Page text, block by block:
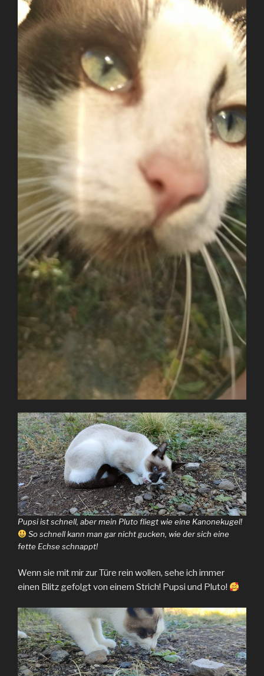
Pupsi ist schnell, aber mein Pluto fliegt wie eine Kanonekugel!
So schnell kann man gar nicht gucken, wie der sich eine
fette Echse schnappt!
Wenn sie mit mir zur Türe rein wollen, sehe ich immer
einen Blitz gefolgt von einem Strich! Pupsi und Pluto!